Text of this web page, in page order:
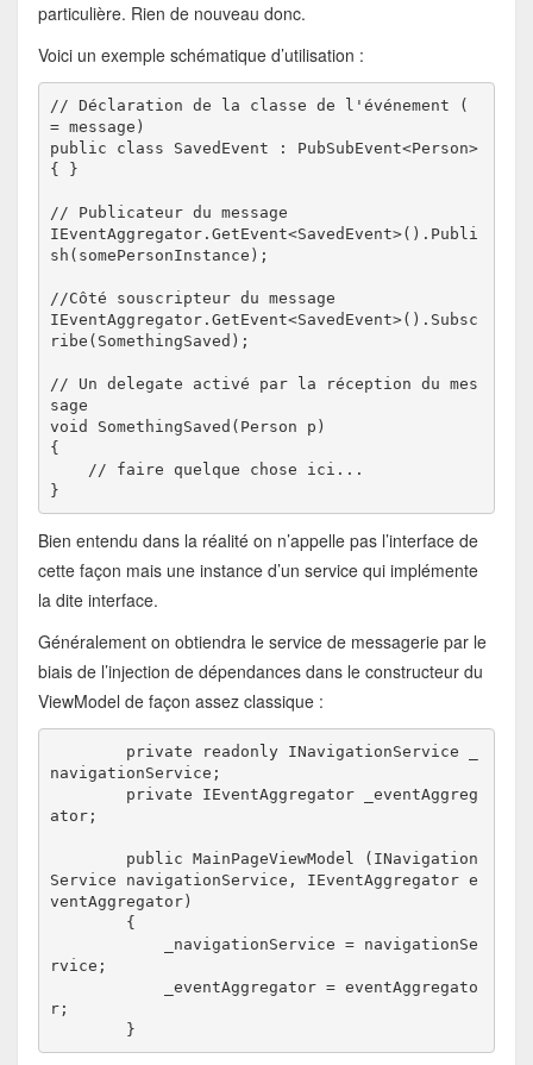
particulière. Rien de nouveau donc.
Voici un exemple schématique d’utilisation :
// Déclaration de la classe de l'événement (
= message)
public class SavedEvent : PubSubEvent<Person>
{ }
// Publicateur du message
IEventAggregator.GetEvent<SavedEvent>().Publi
sh(somePersonInstance);
//Côté souscripteur du message
IEventAggregator.GetEvent<SavedEvent>().Subsc
ribe(SomethingSaved);
// Un delegate activé par la réception du mes
sage
void SomethingSaved(Person p)
{
}
Bien entendu dans la réalité on n’appelle pas l’interface de
cette façon mais une instance d’un service qui implémente
la dite interface.
Généralement on obtiendra le service de messagerie par le
biais de l’injection de dépendances dans le constructeur du
ViewModel de façon assez classique :
navigationService;
ator;
Service navigationService, IEventAggregator e
ventAggregator)
rvice;
r;